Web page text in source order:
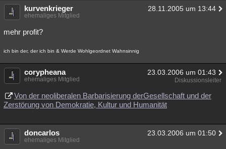
kurvenkrieger 28.11.2005 um 13:44
ehemaliges Mitglied
mehr profit?
ich bin der, der ich bin & Werde Wohlgeordnet Wahnsinnig
corypheana 23.03.2006 um 01:43
ehemaliges Mitglied Diskussionsleiter
Von der neoliberalen Barbarisierung derGesellschaft und der
Zerstörung von Demokratie, Kultur und Humanität
doncarlos 23.03.2006 um 01:50
ehemaliges Mitglied